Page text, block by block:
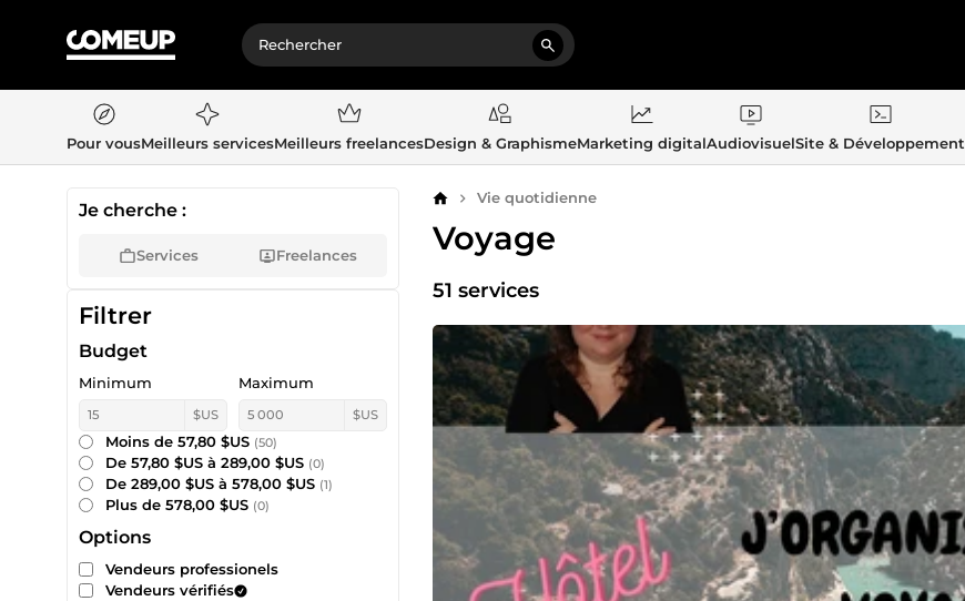
Pour vousMeilleurs servicesMeilleurs freelancesDesign & GraphismeMarketing digitalAudiovisuelSite & Développement
AccueilVie quotidienne
Voyage
51 services
Je cherche :
Services Freelances
Filtrer
Budget
Minimum
$US
Maximum
$US
Moins de 57,80 $US (50)
De 57,80 $US à 289,00 $US (0)
De 289,00 $US à 578,00 $US (1)
Plus de 578,00 $US (0)
Options
Vendeurs professionels
Vendeurs vérifiés